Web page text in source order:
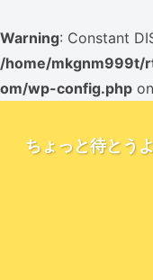
Warning: Constant
/home/mkgnm999t/
om/wp-config.php
ちょっと待とう